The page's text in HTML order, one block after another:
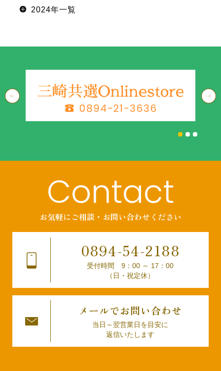
2024年一覧
Contact
お気軽にご相談・お問い合わせください
0894-54-2188
受付時間 9：00 ～ 17：00
（日・祝定休）
メールでお問い合わせ
当日～翌営業日を目安に
返信いたします